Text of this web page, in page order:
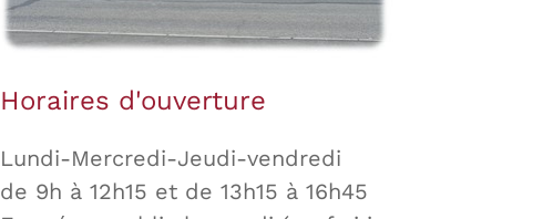
Horaires d'ouverture
Lundi-Mercredi-Jeudi-vendredi
de 9h à 12h15 et de 13h15 à 16h45